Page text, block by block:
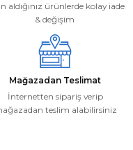
aldığınız ürünlerde kolay iade
& değişim
Mağazadan Teslimat
İnternetten sipariş verip
teslim alabilirsiniz